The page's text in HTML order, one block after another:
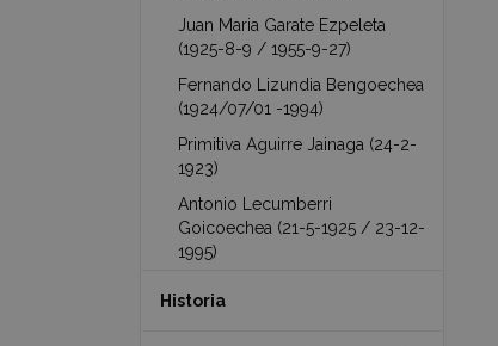
Juan Maria Garate Ezpeleta
(1925-8-9 / 1955-9-27)
Fernando Lizundia Bengoechea
(1924/07/01 -1994)
Primitiva Aguirre Jainaga (24-2-
1923)
Antonio Lecumberri
Goicoechea (21-5-1925 / 23-12-
1995)
Historia